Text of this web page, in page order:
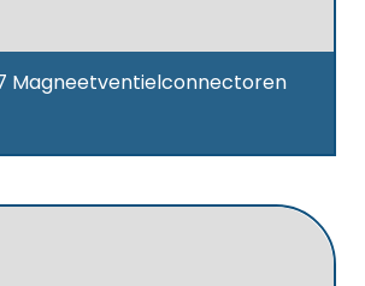
Magneetventielconnectoren